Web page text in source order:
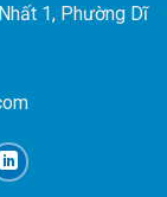
1, Phường Dĩ